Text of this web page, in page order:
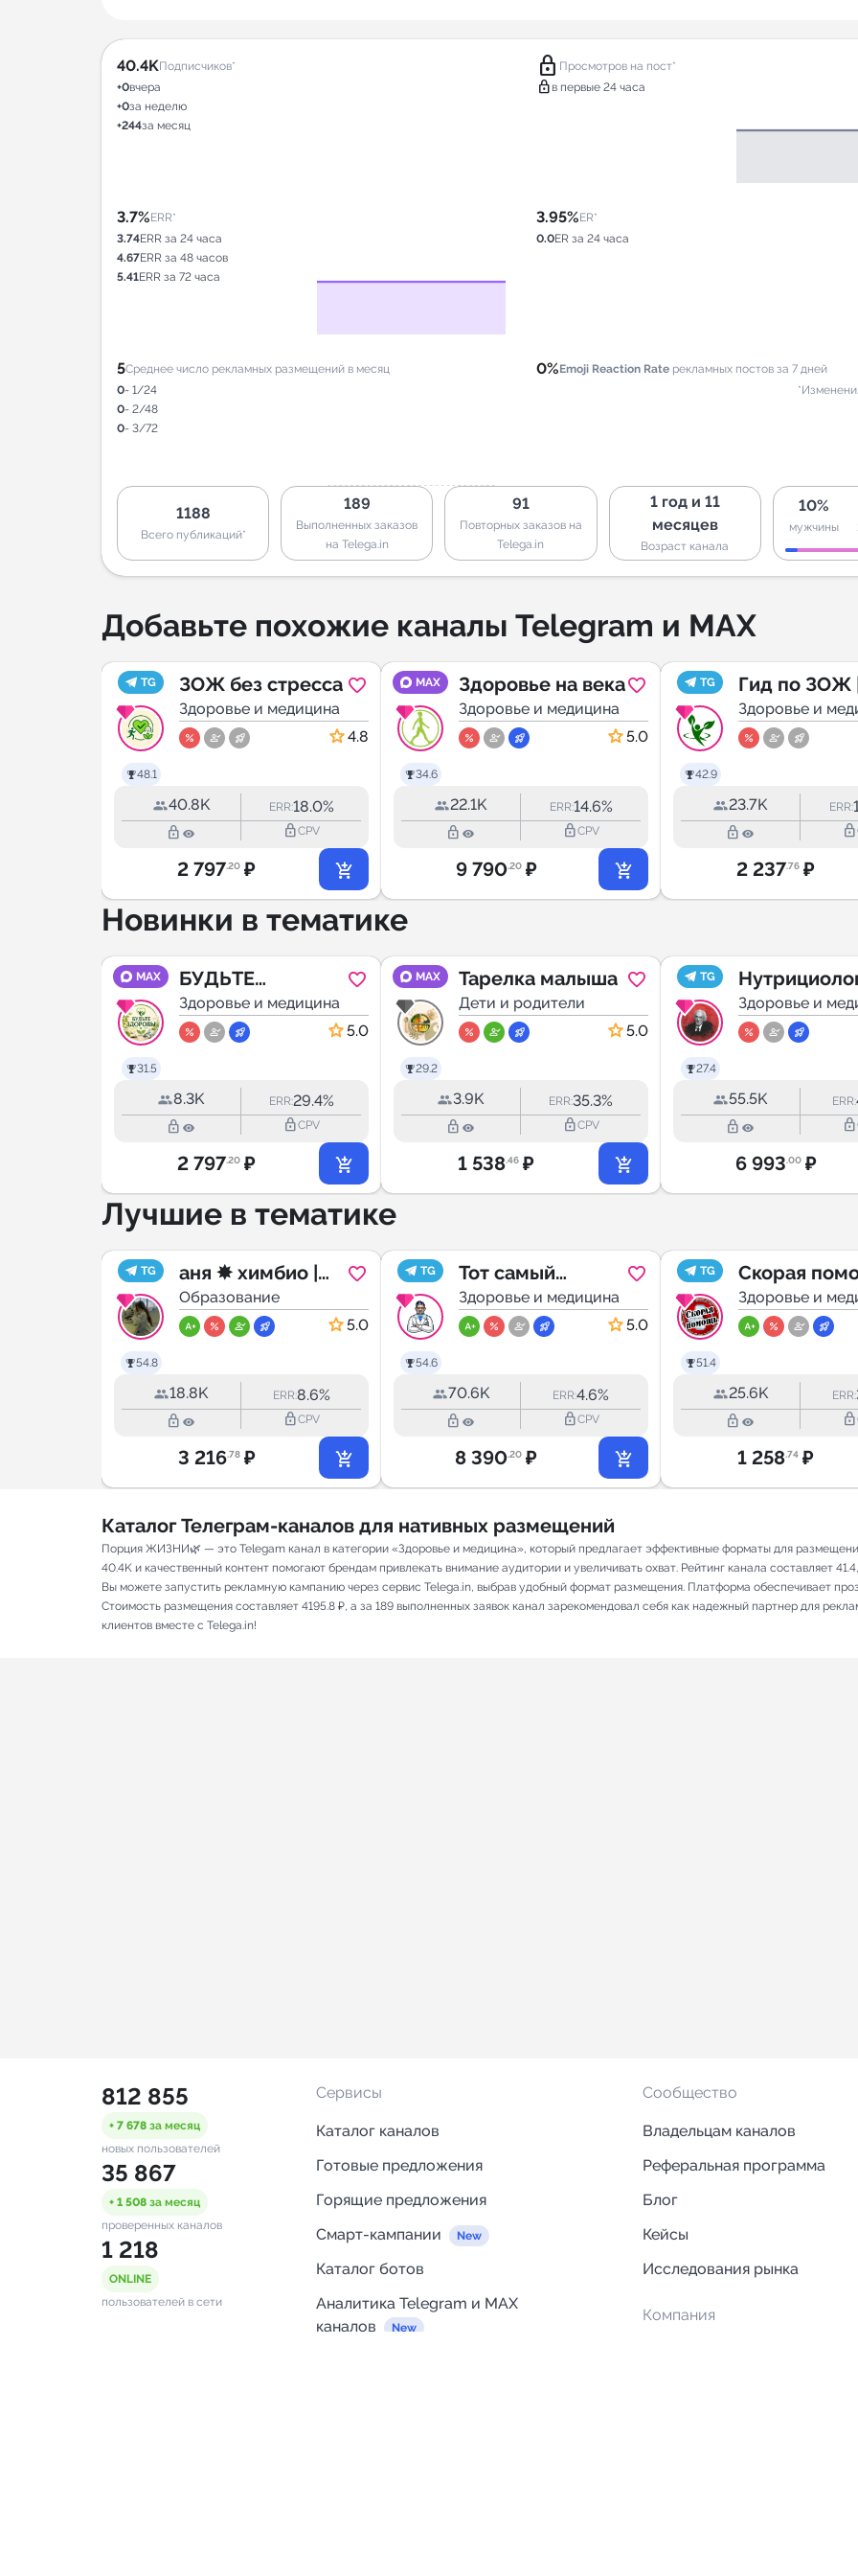
40.4KПодписчиков*
+0вчера
+0за неделю
+244за месяц
lock Просмотров на пост*
lock в первые 24 часа
3.7%ERR*
3.74ERR за 24 часа
4.67ERR за 48 часов
5.41ERR за 72 часа
3.95%ER*
0.0ER за 24 часа
5Среднее число рекламных размещений в месяц
0- 1/24
0- 2/48
0- 3/72
0%Emoji Reaction Rate рекламных постов за 7 дней
1188
Всего публикаций*
189
Выполненных заказов
на Telega.in
91
Повторных заказов на
Telega.in
1 год и 11
месяцев
Возраст канала
10%
мужчины
Добавьте похожие каналы Telegram и MAX
TG
48.1
ЗОЖ без стресса
Здоровье и медицина
4.8
40.8K ERR:18.0%
lock_outline lock_outlineCPV
2 797.20 ₽
MAX
34.6
Здоровье на века
Здоровье и медицина
5.0
22.1K ERR:14.6%
lock_outline lock_outlineCPV
9 790.20 ₽
TG
42.9
Гид по ЗОЖ
Здоровье и
23.7K ERR:
lock_outline lock_outline
2 237.76 ₽
Новинки в тематике
MAX
31.5
БУДЬТЕ
ЗДОРОВЫ
Здоровье и медицина
5.0
8.3K ERR:29.4%
lock_outline lock_outlineCPV
2 797.20 ₽
MAX
29.2
Тарелка малыша
Дети и родители
5.0
3.9K ERR:35.3%
lock_outline lock_outlineCPV
1 538.46 ₽
TG
27.4
от
Здоровье и
55.5K ERR:
lock_outline lock_outline
6 993.00 ₽
Лучшие в тематике
TG
54.8
аня ✸ химбио |
учёба в меде
Образование
5.0
18.8K ERR:8.6%
lock_outline lock_outlineCPV
3 216.78 ₽
TG
54.6
Тот самый
доктор
Здоровье и медицина
5.0
70.6K ERR:4.6%
lock_outline lock_outlineCPV
8 390.20 ₽
TG
51.4
Скорая
Здоровье и
25.6K ERR:
lock_outline lock_outline
1 258.74 ₽
Каталог Телеграм-каналов для нативных размещений
Порция ЖИЗНИ🌿 — это Telegam канал в категории «Здоровье и медицина», который предлагает эффективные форматы для
40.4K и качественный контент помогают брендам привлекать внимание аудитории и увеличивать охват. Рейтинг канала составляет
Вы можете запустить рекламную кампанию через сервис Telega.in, выбрав удобный формат размещения. Платформа обеспечивает
Стоимость размещения составляет 4195.8 ₽, а за 189 выполненных заявок канал зарекомендовал себя как надежный партнер для
клиентов вместе с Telega.in!
812 855
+ 7 678 за месяц
новых пользователей
35 867
+ 1 508 за месяц
проверенных каналов
1 218
ONLINE
пользователей в сети
Сервисы
Каталог каналов
Готовые предложения
Горящие предложения
Смарт-кампании
Каталог ботов
Аналитика Telegram и MAX
каналов
Сообщество
Владельцам каналов
Реферальная программа
Блог
Кейсы
Исследования рынка
Компания